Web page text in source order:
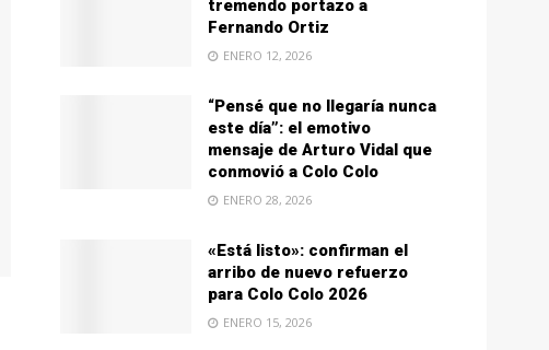
tremendo portazo a
Fernando Ortiz
ENERO 12, 2026
“Pensé que no llegaría nunca
este día”: el emotivo
mensaje de Arturo Vidal que
conmovió a Colo Colo
ENERO 28, 2026
«Está listo»: confirman el
arribo de nuevo refuerzo
para Colo Colo 2026
ENERO 15, 2026